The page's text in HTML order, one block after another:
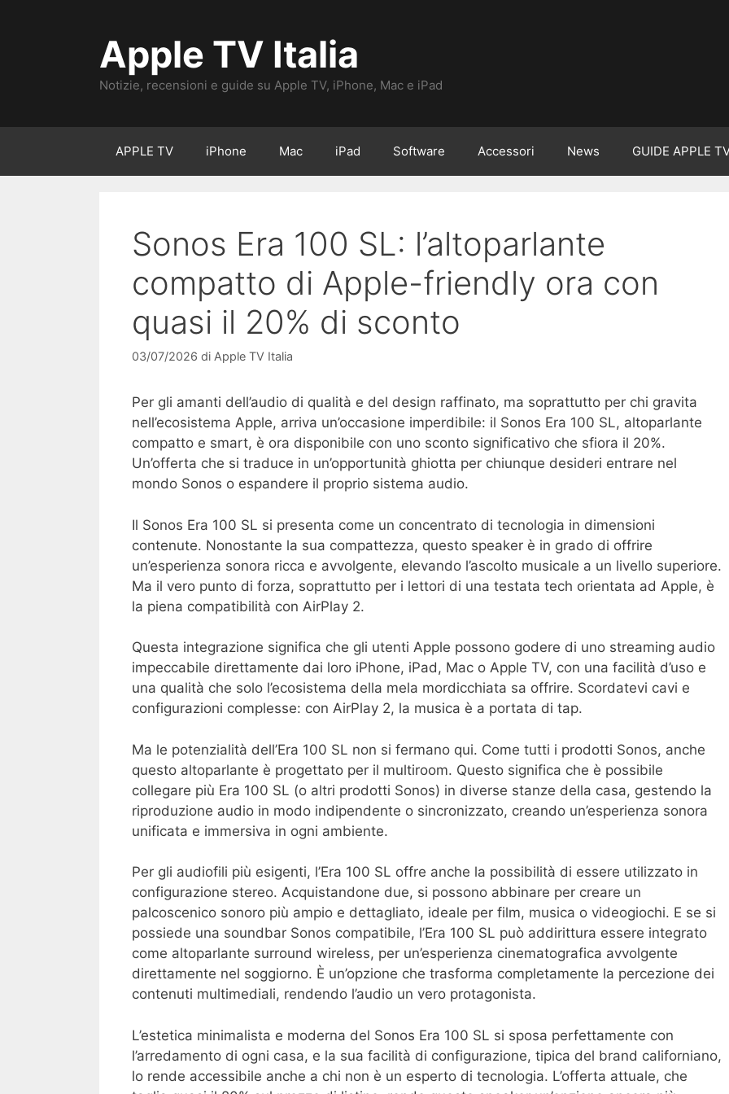
Apple TV Italia
Notizie, recensioni e guide su Apple TV, iPhone, Mac e iPad
APPLE TV iPhone Mac iPad Software Accessori News GUIDE APPLE
Sonos Era 100 SL: l’altoparlante
compatto di Apple-friendly ora con
quasi il 20% di sconto
03/07/2026 di Apple TV Italia
Per gli amanti dell’audio di qualità e del design raffinato, ma soprattutto per chi gravita
nell’ecosistema Apple, arriva un’occasione imperdibile: il Sonos Era 100 SL, altoparlante
compatto e smart, è ora disponibile con uno sconto significativo che sfiora il 20%.
Un’offerta che si traduce in un’opportunità ghiotta per chiunque desideri entrare nel
mondo Sonos o espandere il proprio sistema audio.
Il Sonos Era 100 SL si presenta come un concentrato di tecnologia in dimensioni
contenute. Nonostante la sua compattezza, questo speaker è in grado di offrire
un’esperienza sonora ricca e avvolgente, elevando l’ascolto musicale a un livello superiore.
Ma il vero punto di forza, soprattutto per i lettori di una testata tech orientata ad Apple, è
la piena compatibilità con AirPlay 2.
Questa integrazione significa che gli utenti Apple possono godere di uno streaming audio
impeccabile direttamente dai loro iPhone, iPad, Mac o Apple TV, con una facilità d’uso e
una qualità che solo l’ecosistema della mela mordicchiata sa offrire. Scordatevi cavi e
configurazioni complesse: con AirPlay 2, la musica è a portata di tap.
Ma le potenzialità dell’Era 100 SL non si fermano qui. Come tutti i prodotti Sonos, anche
questo altoparlante è progettato per il multiroom. Questo significa che è possibile
collegare più Era 100 SL (o altri prodotti Sonos) in diverse stanze della casa, gestendo la
riproduzione audio in modo indipendente o sincronizzato, creando un’esperienza sonora
unificata e immersiva in ogni ambiente.
Per gli audiofili più esigenti, l’Era 100 SL offre anche la possibilità di essere utilizzato in
configurazione stereo. Acquistandone due, si possono abbinare per creare un
palcoscenico sonoro più ampio e dettagliato, ideale per film, musica o videogiochi. E se si
possiede una soundbar Sonos compatibile, l’Era 100 SL può addirittura essere integrato
come altoparlante surround wireless, per un’esperienza cinematografica avvolgente
direttamente nel soggiorno. È un’opzione che trasforma completamente la percezione dei
contenuti multimediali, rendendo l’audio un vero protagonista.
L’estetica minimalista e moderna del Sonos Era 100 SL si sposa perfettamente con
l’arredamento di ogni casa, e la sua facilità di configurazione, tipica del brand californiano,
lo rende accessibile anche a chi non è un esperto di tecnologia. L’offerta attuale, che